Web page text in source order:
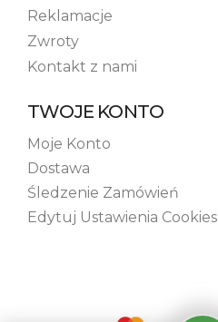
Reklamacje
Zwroty
Kontakt z nami
TWOJE KONTO
Moje Konto
Dostawa
Śledzenie Zamówień
Edytuj Ustawienia Cookies